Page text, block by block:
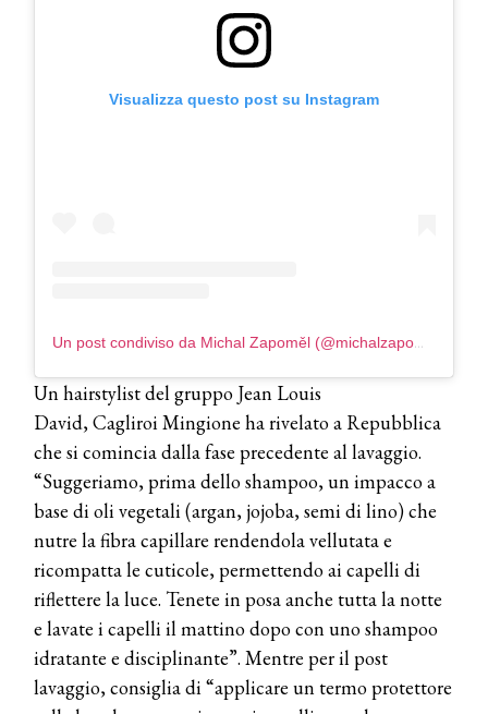
Visualizza questo post su Instagram
Un post condiviso da Michal Zapoměl (@michalzapomel)
Un hairstylist del gruppo Jean Louis
David, Cagliroi Mingione ha rivelato a Repubblica
che si comincia dalla fase precedente al lavaggio.
“Suggeriamo, prima dello shampoo, un impacco a
base di oli vegetali (argan, jojoba, semi di lino) che
nutre la fibra capillare rendendola vellutata e
ricompatta le cuticole, permettendo ai capelli di
riflettere la luce. Tenete in posa anche tutta la notte
e lavate i capelli il mattino dopo con uno shampoo
idratante e disciplinante”. Mentre per il post
lavaggio, consiglia di “applicare un termo protettore